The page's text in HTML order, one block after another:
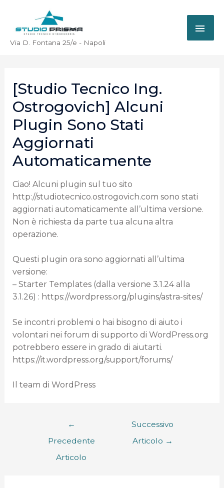
Via D. Fontana 25/e - Napoli
[Studio Tecnico Ing.
Ostrogovich] Alcuni
Plugin Sono Stati
Aggiornati
Automaticamente
Ciao! Alcuni plugin sul tuo sito
http://studiotecnico.ostrogovich.com sono stati
aggiornati automaticamente all’ultima versione.
Non è richiesta da parte tua alcuna altra
operazione.
Questi plugin ora sono aggiornati all’ultima
versione:
– Starter Templates (dalla versione 3.1.24 alla
3.1.26) : https://wordpress.org/plugins/astra-sites/
Se incontri problemi o hai bisogno di aiuto i
volontari nei forum di supporto di WordPress.org
potrebbero essere in grado di aiutarti.
https://it.wordpress.org/support/forums/
Il team di WordPress
←
Precedente
Articolo
Successivo
Articolo →